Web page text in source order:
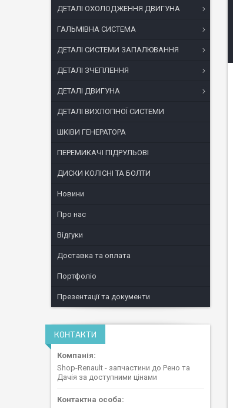
ДЕТАЛІ ОХОЛОДЖЕННЯ ДВИГУНА
ГАЛЬМІВНА СИСТЕМА
ДЕТАЛІ СИСТЕМИ ЗАПАЛЮВАННЯ
ДЕТАЛІ ЗЧЕПЛЕННЯ
ДЕТАЛІ ДВИГУНА
ДЕТАЛІ ВИХЛОПНОЇ СИСТЕМИ
ШКІВИ ГЕНЕРАТОРА
ПЕРЕМИКАЧІ ПІДРУЛЬОВІ
ДИСКИ КОЛІСНІ ТА БОЛТИ
Новини
Про нас
Відгуки
Доставка та оплата
Портфоліо
Презентації та документи
КОНТАКТИ
Shop-Renault - запчастини до Рено та
Дачія за доступними цінами